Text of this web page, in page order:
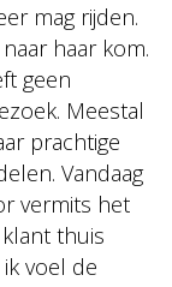
mag rijden.
haar kom.
geen
Meestal
prachtige
Vandaag
vermits het
thuis
voel de